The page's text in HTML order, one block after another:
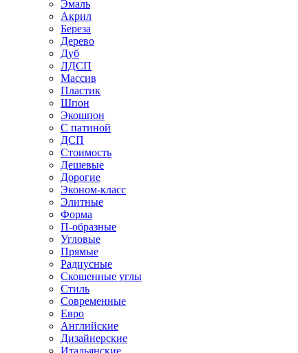
Эмаль
Акрил
Береза
Дерево
Дуб
ЛДСП
Массив
Пластик
Шпон
Экошпон
С патиной
ДСП
Стоимость
Дешевые
Дорогие
Эконом-класс
Элитные
Форма
П-образные
Угловые
Прямые
Радиусные
Скошенные углы
Стиль
Современные
Евро
Английские
Дизайнерские
Итальянские